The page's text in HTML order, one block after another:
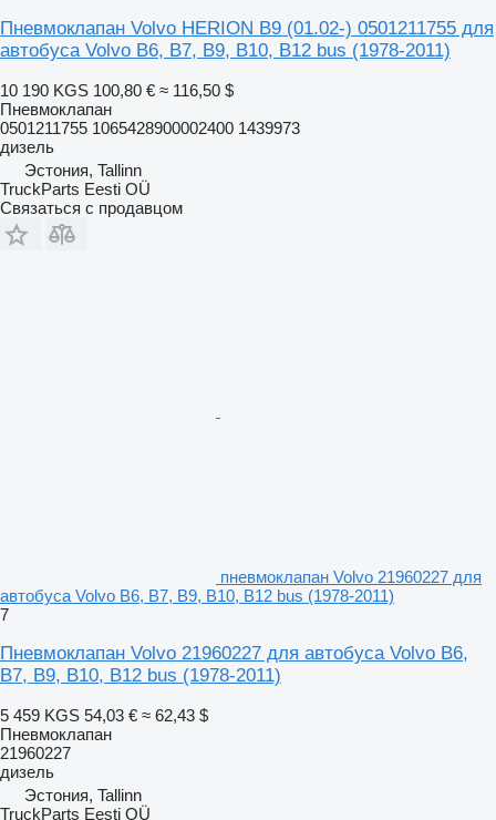
Пневмоклапан Volvo HERION B9 (01.02-) 0501211755 для
автобуса Volvo B6, B7, B9, B10, B12 bus (1978-2011)
10 190 KGS 100,80 € ≈ 116,50 $
Пневмоклапан
0501211755 1065428900002400 1439973
дизель
Эстония, Tallinn
TruckParts Eesti OÜ
Связаться с продавцом
пневмоклапан Volvo 21960227 для
автобуса Volvo B6, B7, B9, B10, B12 bus (1978-2011)
7
Пневмоклапан Volvo 21960227 для автобуса Volvo B6,
B7, B9, B10, B12 bus (1978-2011)
5 459 KGS 54,03 € ≈ 62,43 $
Пневмоклапан
21960227
дизель
Эстония, Tallinn
TruckParts Eesti OÜ